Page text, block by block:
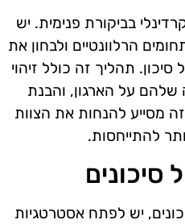
בביקורת פנימית. יש
הרלוונטיים ולבחון את
תהליך זה כולל זיהוי
על הארגון, והבנת
מסייע להנחות את הצוות
להתייחסות.
סיכונים
יש לפתח אסטרטגיות